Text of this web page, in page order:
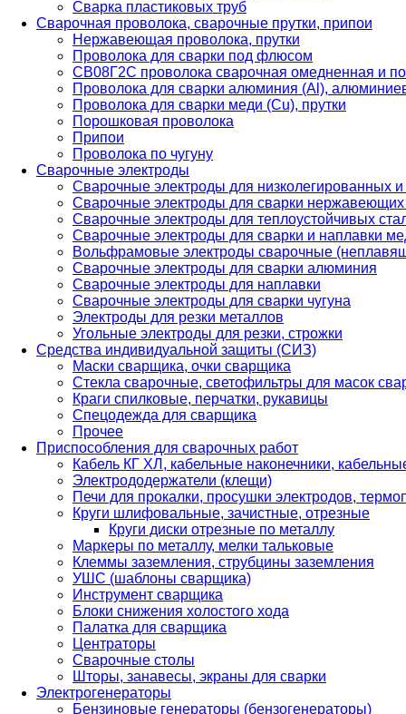
Сварка пластиковых труб
Сварочная проволока, сварочные прутки, припои
Нержавеющая проволока, прутки
Проволока для сварки под флюсом
СВ08Г2С проволока сварочная омедненная и
Проволока для сварки алюминия (Al),
Проволока для сварки меди (Cu), прутки
Порошковая проволока
Припои
Проволока по чугуну
Сварочные электроды
Сварочные электроды для низколегированных и
Сварочные электроды для сварки
Сварочные электроды для теплоустойчивых
Сварочные электроды для сварки и наплавки
Вольфрамовые электроды сварочные
Сварочные электроды для сварки алюминия
Сварочные электроды для наплавки
Сварочные электроды для сварки чугуна
Электроды для резки металлов
Угольные электроды для резки, строжки
Средства индивидуальной защиты (СИЗ)
Маски сварщика, очки сварщика
Стекла сварочные, светофильтры для масок
Краги спилковые, перчатки, рукавицы
Спецодежда для сварщика
Прочее
Приспособления для сварочных работ
Кабель КГ ХЛ, кабельные наконечники,
Электрододержатели (клещи)
Печи для прокалки, просушки электродов,
Круги шлифовальные, зачистные, отрезные
Круги диски отрезные по металлу
Маркеры по металлу, мелки тальковые
Клеммы заземления, струбцины заземления
УШС (шаблоны сварщика)
Инструмент сварщика
Блоки снижения холостого хода
Палатка для сварщика
Центраторы
Сварочные столы
Шторы, занавесы, экраны для сварки
Электрогенераторы
Бензиновые генераторы (бензогенераторы)